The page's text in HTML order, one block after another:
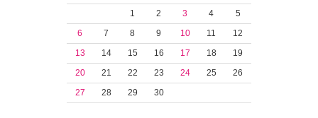
1
2 3 4
5
6
7 8 9 10 11
12
13
14 15 16 17 18
19
20
21 22 23 24 25
26
27
28 29 30